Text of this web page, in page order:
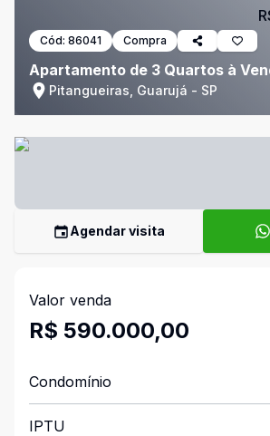
Cód: 86041 Compra
Apartamento de 3 Quartos à
Pitangueiras, Guarujá - SP
Agendar visita
Valor venda
R$ 590.000,00
Condomínio
IPTU